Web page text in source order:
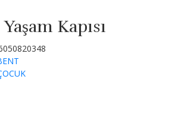
Kapısı